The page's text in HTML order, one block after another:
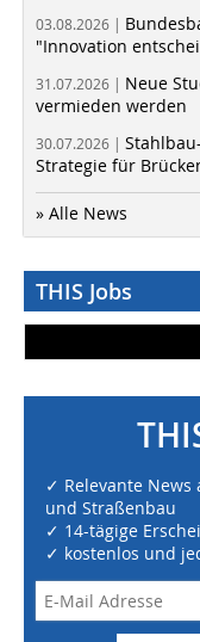
03.08.2026 |
"Innovation
31.07.2026 | Neue
vermieden werden
30.07.2026 |
Strategie für
» Alle News
THIS Jobs
✓ Relevante News
und Straßenbau
✓ 14-tägige
✓ kostenlos und